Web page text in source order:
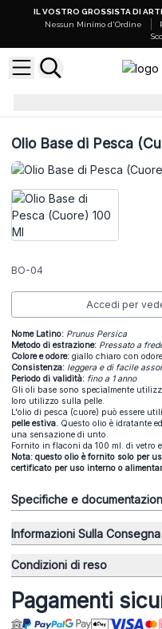
IL VOSTRO GROSSISTA DI
Nessun Minimo d'Ordine
Olio Base di Pesca
BO-04
Accedi per
Nome Latino: Prunus Persica
Metodo di estrazione: Pressato a
Colore e odore: giallo chiaro con
Consistenza: leggera e di facile
Periodo di validità: fino a 1 anno
Gli oli base sono specialmente
loro utilizzo sulla pelle.
L'olio di pesca (cuore) può essere
pelle estiva. Questo olio è idratante
una sensazione di unto.
Fornito in flaconi da 100 ml. di vetro e
Nota: questo olio è fornito solo per
certificato per uso interno o
Specifiche e
Informazioni Sulla Consegna
Condizioni di reso
Pagamenti